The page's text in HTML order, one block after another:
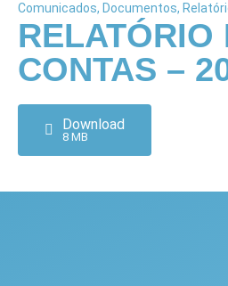
Comunicados, Documentos,
RELATÓRIO
CONTAS –
Download
8 MB